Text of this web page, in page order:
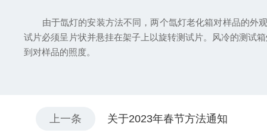
由于氙灯的安装方法不同，两个氙灯老化箱对样品的外观
试片必须呈片状并悬挂在架子上以旋转测试片。风冷的测试
到对样品的照度。
上一条 关于2023年春节方法通知